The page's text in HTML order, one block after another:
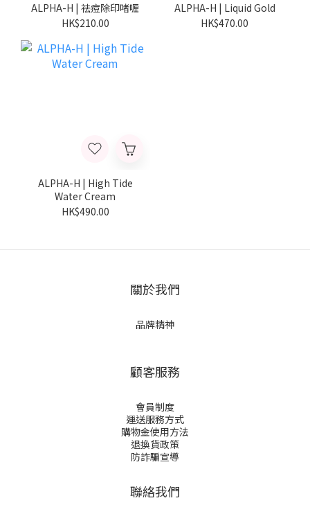
ALPHA-H | 祛痘除印啫喱
HK$210.00
ALPHA-H | Liquid Gold
HK$470.00
ALPHA-H | High Tide
Water Cream
HK$490.00
關於我們
品牌精神
顧客服務
會員制度
運送服務方式
購物金使用方法
退換貨政策
防詐騙宣導
聯絡我們